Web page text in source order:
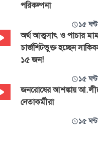
পরিকল্পনা
১৫
অর্থ আত্মসাৎ ও পাচার
চার্জশিটভুক্ত হচ্ছেন
১৫ জন!
১৫
জনরোষের আশঙ্কায়
নেতাকর্মীরা
১৫